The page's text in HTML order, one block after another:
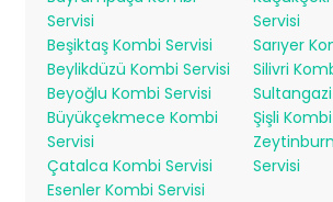
Servisi
Beşiktaş Kombi Servisi
Beylikdüzü Kombi Servisi
Beyoğlu Kombi Servisi
Büyükçekmece Kombi
Servisi
Çatalca Kombi Servisi
Esenler Kombi Servisi
Servisi
Sarıyer
Silivri
Şişli
Servisi